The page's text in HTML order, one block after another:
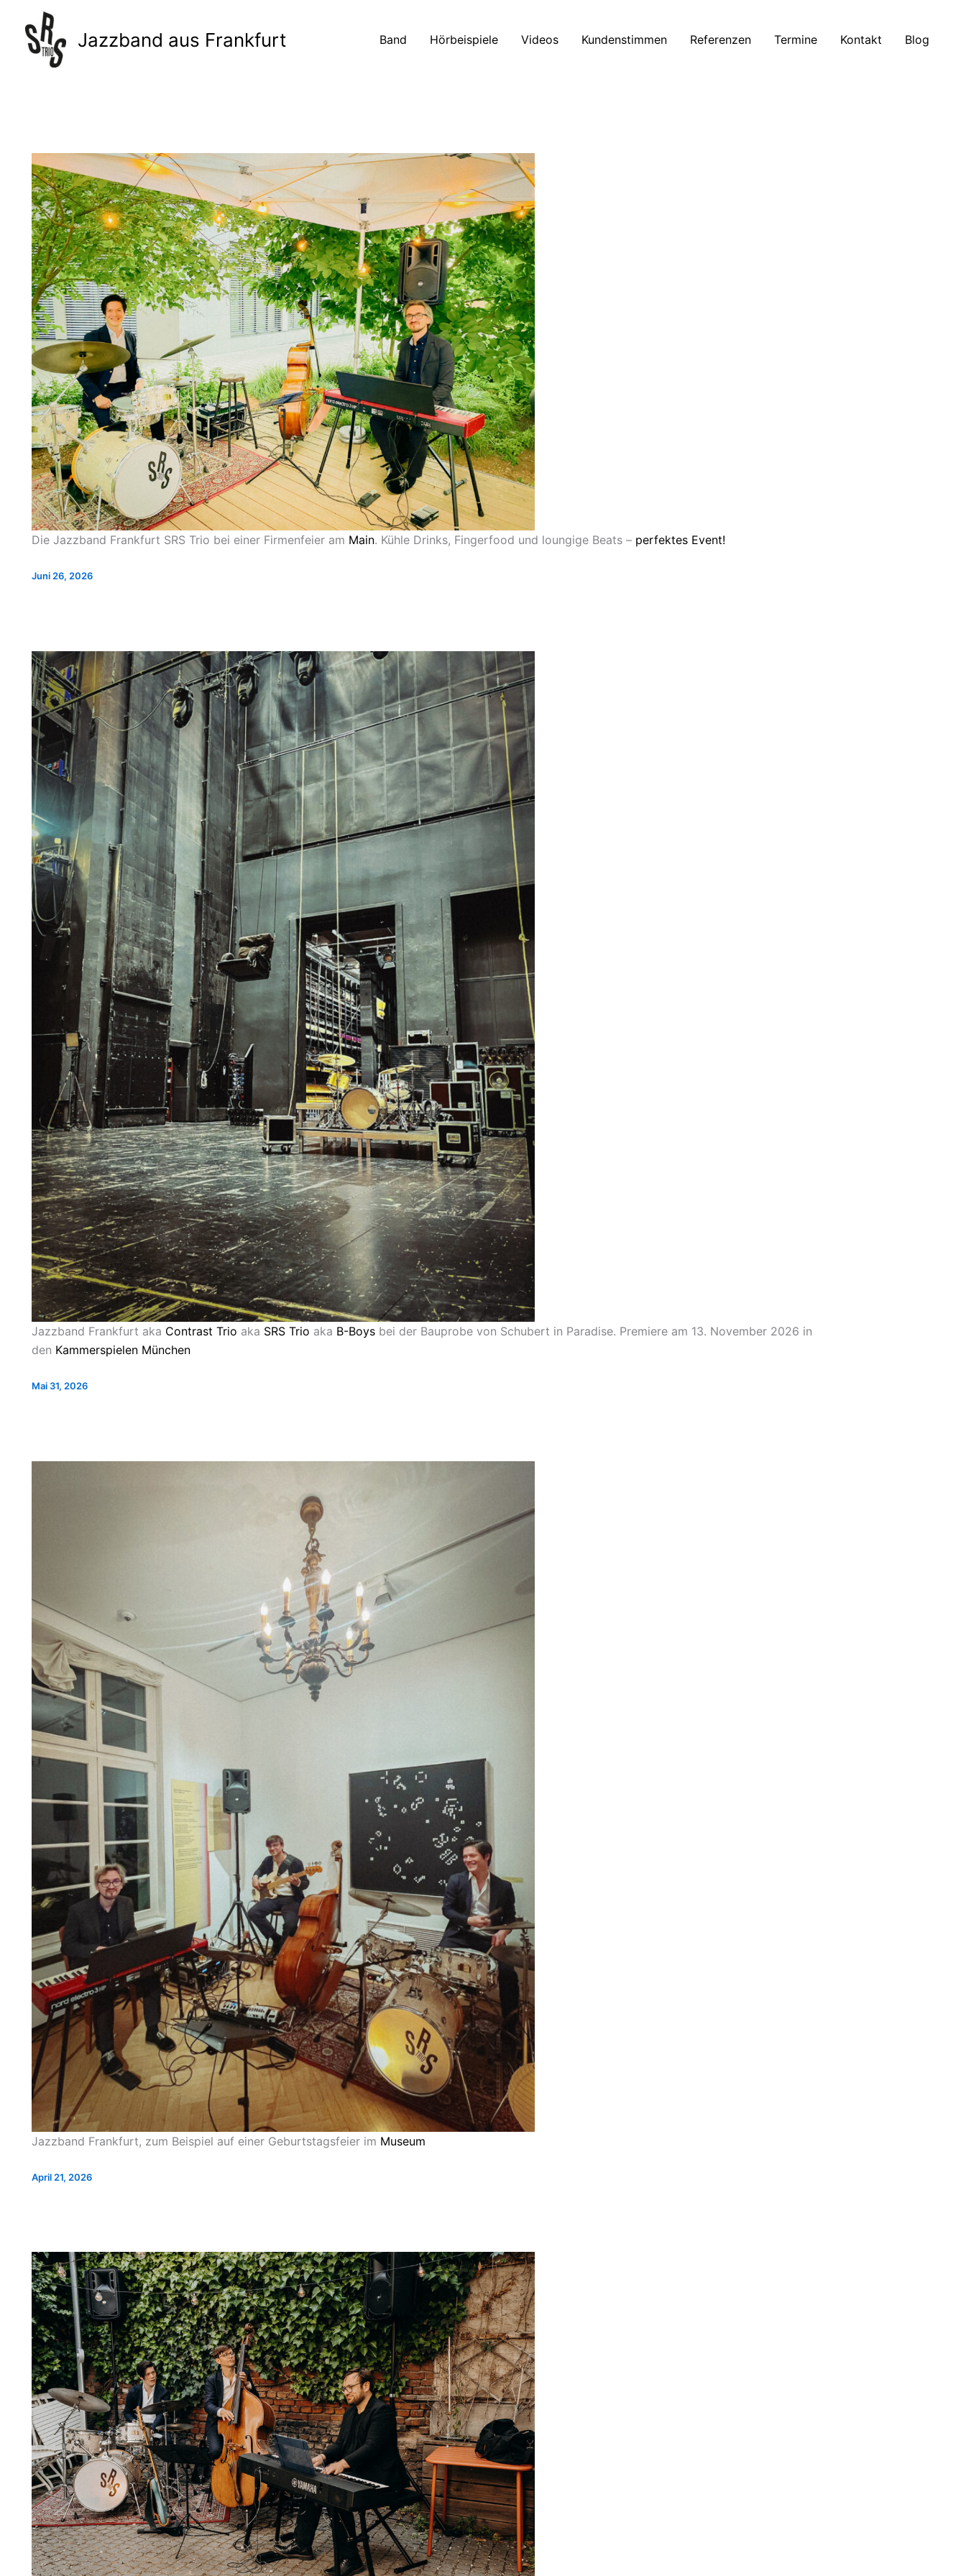
Inhalt
springen
Jazzband aus Frankfurt Band Hörbeispiele Videos Kundenstimmen Referenzen Termine Kontakt Blog
Die Jazzband Frankfurt SRS Trio bei einer Firmenfeier am Main. Kühle Drinks, Fingerfood und loungige Beats – perfektes Event!
Juni 26, 2026
Jazzband Frankfurt aka Contrast Trio aka SRS Trio aka B-Boys bei der Bauprobe von Schubert in Paradise. Premiere am 13. November 2026 in
den Kammerspielen München
Mai 31, 2026
Jazzband Frankfurt, zum Beispiel auf einer Geburtstagsfeier im Museum
April 21, 2026